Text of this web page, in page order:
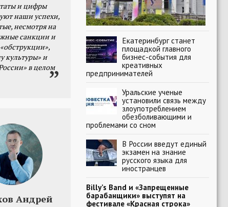
и цифры
наши успехи,
несмотря на
санкции и
культуры» и
в целом
Андрей
Екатеринбург станет
площадкой главного
бизнес-события для
креативных
предпринимателей
Уральские ученые
установили связь между
злоупотреблением
обезболивающими и
проблемами со сном
В России введут единый
экзамен на знание
русского языка для
иностранцев
Billy’s Band и «Запрещенные
барабанщики» выступят на
фестивале «Красная строка»